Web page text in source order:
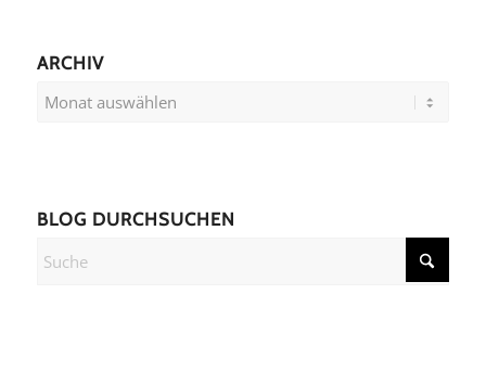
ARCHIV
BLOG DURCHSUCHEN